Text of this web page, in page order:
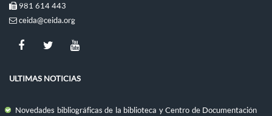
981 614 443
ceida@ceida.org
ULTIMAS NOTICIAS
Novedades bibliográficas de la biblioteca y Centro de Documentación